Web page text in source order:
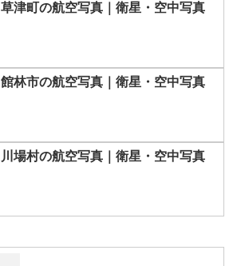
草津町の航空写真｜衛星・空中写真
館林市の航空写真｜衛星・空中写真
川場村の航空写真｜衛星・空中写真